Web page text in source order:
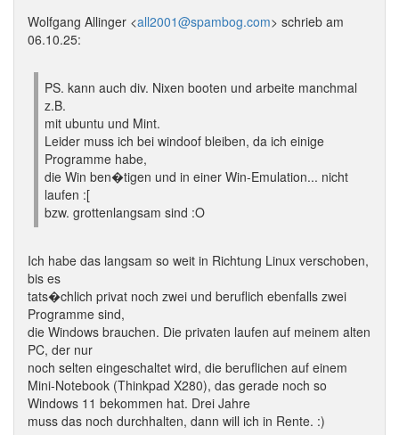
Wolfgang Allinger <all2001@spambog.com> schrieb am
06.10.25:
PS. kann auch div. Nixen booten und arbeite manchmal
z.B.
mit ubuntu und Mint.
Leider muss ich bei windoof bleiben, da ich einige
Programme habe,
die Win ben�tigen und in einer Win-Emulation... nicht
laufen :[
bzw. grottenlangsam sind :O
Ich habe das langsam so weit in Richtung Linux verschoben,
bis es
tats�chlich privat noch zwei und beruflich ebenfalls zwei
Programme sind,
die Windows brauchen. Die privaten laufen auf meinem alten
PC, der nur
noch selten eingeschaltet wird, die beruflichen auf einem
Mini-Notebook (Thinkpad X280), das gerade noch so
Windows 11 bekommen hat. Drei Jahre
muss das noch durchhalten, dann will ich in Rente. :)